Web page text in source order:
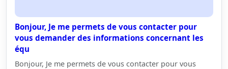
Bonjour, Je me permets de vous contacter pour
vous demander des informations concernant les
équ
Bonjour, Je me permets de vous contacter pour vous